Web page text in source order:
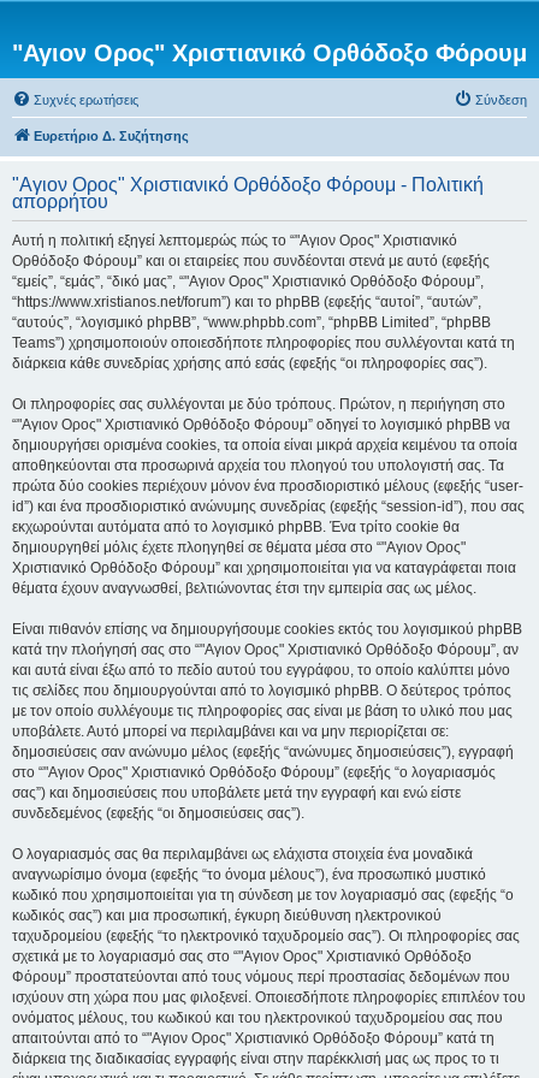
"Αγιον Ορος" Χριστιανικό Ορθόδοξο Φόρουμ
Συχνές ερωτήσεις Σύνδεση
Ευρετήριο Δ. Συζήτησης
"Αγιον Ορος" Χριστιανικό Ορθόδοξο Φόρουμ - Πολιτική
απορρήτου
Αυτή η πολιτική εξηγεί λεπτομερώς πώς το “"Αγιον Ορος" Χριστιανικό
Ορθόδοξο Φόρουμ” και οι εταιρείες που συνδέονται στενά με αυτό (εφεξής
“εμείς”, “εμάς”, “δικό μας”, “"Αγιον Ορος" Χριστιανικό Ορθόδοξο Φόρουμ”,
“https://www.xristianos.net/forum”) και το phpBB (εφεξής “αυτοί”, “αυτών”,
“αυτούς”, “λογισμικό phpBB”, “www.phpbb.com”, “phpBB Limited”, “phpBB
Teams”) χρησιμοποιούν οποιεσδήποτε πληροφορίες που συλλέγονται κατά τη
διάρκεια κάθε συνεδρίας χρήσης από εσάς (εφεξής “οι πληροφορίες σας”).
Οι πληροφορίες σας συλλέγονται με δύο τρόπους. Πρώτον, η περιήγηση στο
“"Αγιον Ορος" Χριστιανικό Ορθόδοξο Φόρουμ” οδηγεί το λογισμικό phpBB να
δημιουργήσει ορισμένα cookies, τα οποία είναι μικρά αρχεία κειμένου τα οποία
αποθηκεύονται στα προσωρινά αρχεία του πλοηγού του υπολογιστή σας. Τα
πρώτα δύο cookies περιέχουν μόνον ένα προσδιοριστικό μέλους (εφεξής “user-
id”) και ένα προσδιοριστικό ανώνυμης συνεδρίας (εφεξής “session-id”), που σας
εκχωρούνται αυτόματα από το λογισμικό phpBB. Ένα τρίτο cookie θα
δημιουργηθεί μόλις έχετε πλοηγηθεί σε θέματα μέσα στο “"Αγιον Ορος"
Χριστιανικό Ορθόδοξο Φόρουμ” και χρησιμοποιείται για να καταγράφεται ποια
θέματα έχουν αναγνωσθεί, βελτιώνοντας έτσι την εμπειρία σας ως μέλος.
Είναι πιθανόν επίσης να δημιουργήσουμε cookies εκτός του λογισμικού phpBB
κατά την πλοήγησή σας στο “"Αγιον Ορος" Χριστιανικό Ορθόδοξο Φόρουμ”, αν
και αυτά είναι έξω από το πεδίο αυτού του εγγράφου, το οποίο καλύπτει μόνο
τις σελίδες που δημιουργούνται από το λογισμικό phpBB. Ο δεύτερος τρόπος
με τον οποίο συλλέγουμε τις πληροφορίες σας είναι με βάση το υλικό που μας
υποβάλετε. Αυτό μπορεί να περιλαμβάνει και να μην περιορίζεται σε:
δημοσιεύσεις σαν ανώνυμο μέλος (εφεξής “ανώνυμες δημοσιεύσεις”), εγγραφή
στο “"Αγιον Ορος" Χριστιανικό Ορθόδοξο Φόρουμ” (εφεξής “ο λογαριασμός
σας”) και δημοσιεύσεις που υποβάλετε μετά την εγγραφή και ενώ είστε
συνδεδεμένος (εφεξής “οι δημοσιεύσεις σας”).
Ο λογαριασμός σας θα περιλαμβάνει ως ελάχιστα στοιχεία ένα μοναδικά
αναγνωρίσιμο όνομα (εφεξής “το όνομα μέλους”), ένα προσωπικό μυστικό
κωδικό που χρησιμοποιείται για τη σύνδεση με τον λογαριασμό σας (εφεξής “ο
κωδικός σας”) και μια προσωπική, έγκυρη διεύθυνση ηλεκτρονικού
ταχυδρομείου (εφεξής “το ηλεκτρονικό ταχυδρομείο σας”). Οι πληροφορίες σας
σχετικά με το λογαριασμό σας στο “"Αγιον Ορος" Χριστιανικό Ορθόδοξο
Φόρουμ” προστατεύονται από τους νόμους περί προστασίας δεδομένων που
ισχύουν στη χώρα που μας φιλοξενεί. Οποιεσδήποτε πληροφορίες επιπλέον του
ονόματος μέλους, του κωδικού και του ηλεκτρονικού ταχυδρομείου σας που
απαιτούνται από το “"Αγιον Ορος" Χριστιανικό Ορθόδοξο Φόρουμ” κατά τη
διάρκεια της διαδικασίας εγγραφής είναι στην παρέκκλισή μας ως προς το τι